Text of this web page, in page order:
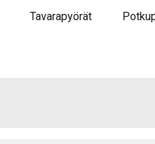
Tavarapyörät